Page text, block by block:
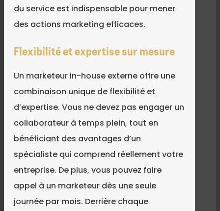
du service est indispensable pour mener
des actions marketing efficaces.
Flexibilité et expertise sur mesure
Un marketeur in-house externe offre une
combinaison unique de flexibilité et
d’expertise. Vous ne devez pas engager un
collaborateur à temps plein, tout en
bénéficiant des avantages d’un
spécialiste qui comprend réellement votre
entreprise. De plus, vous pouvez faire
appel à un marketeur dès une seule
journée par mois. Derrière chaque